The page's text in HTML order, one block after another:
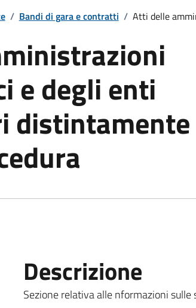
/ Bandi di gara e contratti / Atti delle
e degli enti
distintamente
Descrizione
Sezione relativa alle nformazioni